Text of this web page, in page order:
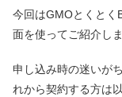
今回はGMOとくとく
面を使ってご紹介しま
申し込み時の迷いが
れから契約する方は